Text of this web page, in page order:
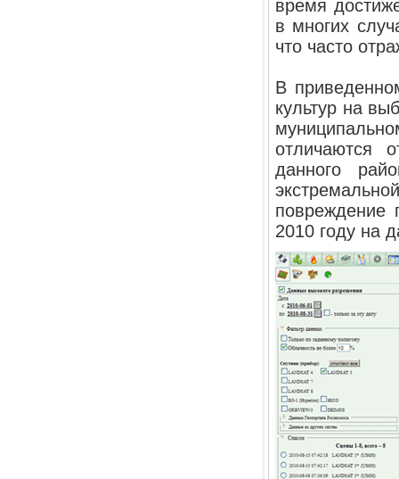
время
в многих
что часто
В
культур на
отличаются
данного
повреждение
2010 году на